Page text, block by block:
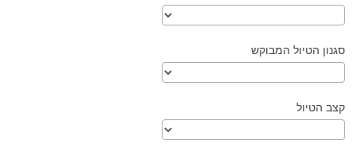
סגנון הטיול המבוקש
קצב הטיול